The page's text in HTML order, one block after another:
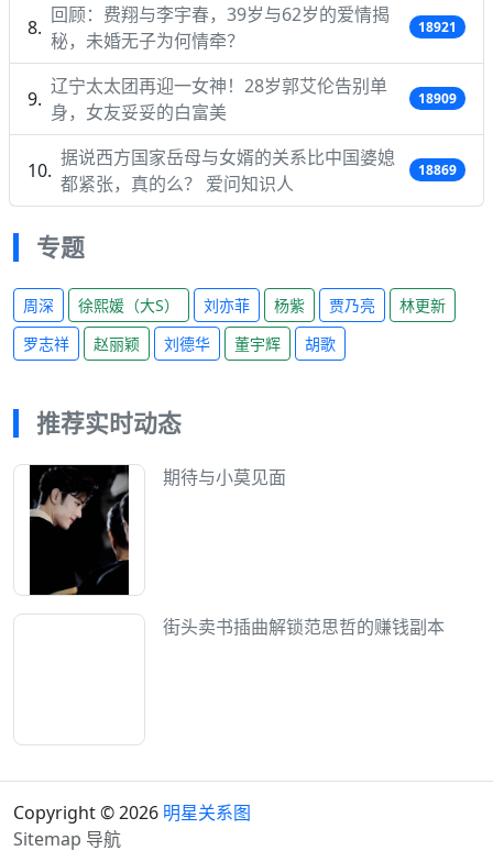
回顾：费翔与李宇春，39岁与62岁的爱情揭
秘，未婚无子为何情牵？
18921
辽宁太太团再迎一女神！28岁郭艾伦告别单
身，女友妥妥的白富美
18909
据说西方国家岳母与女婿的关系比中国婆媳
都紧张，真的么？ 爱问知识人
18869
专题
周深 徐熙媛（大S） 刘亦菲 杨紫 贾乃亮
林更新
罗志祥
赵丽颖 刘德华 董宇辉 胡歌
推荐实时动态
期待与小莫见面
街头卖书插曲解锁范思哲的赚钱副本
Copyright © 2026 明星关系图
Sitemap 导航